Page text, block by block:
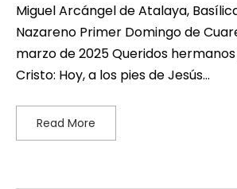
Miguel Arcángel de Atalaya,
Nazareno Primer Domingo de
marzo de 2025 Queridos
Cristo: Hoy, a los pies de Jesús…
Read More